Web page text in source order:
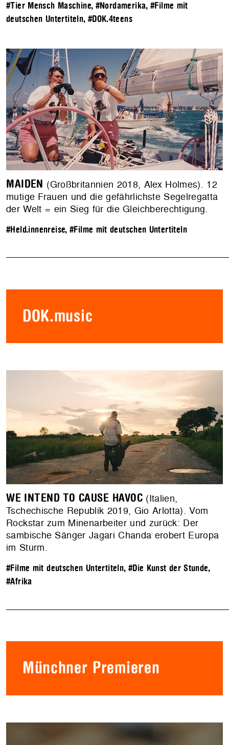
#Tier Mensch Maschine, #Nordamerika, #Filme mit
deutschen Untertiteln, #DOK.4teens
MAIDEN (Großbritannien 2018, Alex Holmes). 12
mutige Frauen und die gefährlichste Segelregatta
der Welt = ein Sieg für die Gleichberechtigung.
#Held.innenreise, #Filme mit deutschen Untertiteln
DOK.music
WE INTEND TO CAUSE HAVOC (Italien,
Tschechische Republik 2019, Gio Arlotta). Vom
Rockstar zum Minenarbeiter und zurück: Der
sambische Sänger Jagari Chanda erobert Europa
im Sturm.
#Filme mit deutschen Untertiteln, #Die Kunst der Stunde,
#Afrika
Münchner Premieren